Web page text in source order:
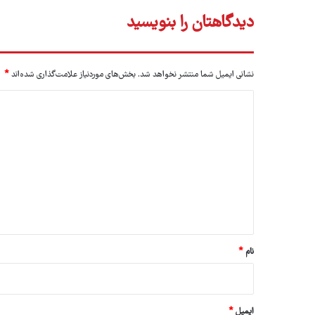
دیدگاهتان را بنویسید
نشانی ایمیل شما منتشر نخواهد شد.بخش‌های موردنیاز علامت‌گذاری شده‌اند*
نام *
ایمیل*